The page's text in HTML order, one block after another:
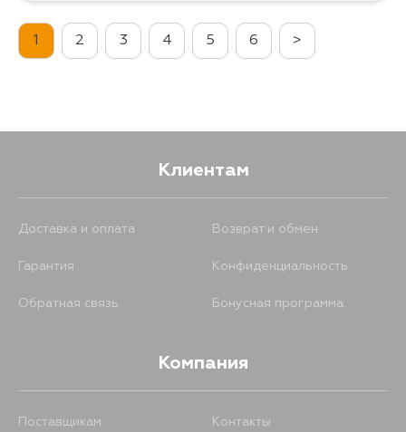
7 августа 2217
13 августа 1661
1 2 3 4 5 6 >
Клиентам
Доставка и оплата Возврат и обмен
Гарантия Конфиденциальность
Обратная связь Бонусная программа
Компания
Поставщикам Контакты